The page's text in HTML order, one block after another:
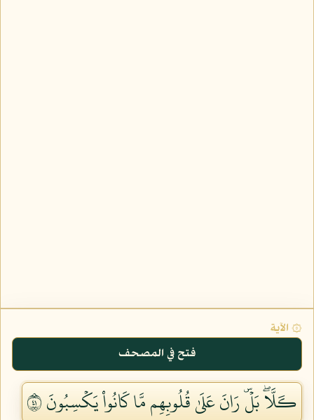
۞ الآية
فتح في المصحف
كـَلَّاۖ بَلۡۜ رَانَ عَلَىٰ قُلُوبِهِم مَّا كَانُواْ يَكۡسِبُونَ ١٤